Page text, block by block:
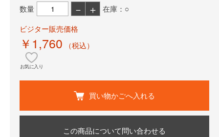
数量 － ＋
在庫：○
ビジター販売価格
￥1,760 （税込）
お気に入り
買い物かごへ入れる
この商品について問い合わせる